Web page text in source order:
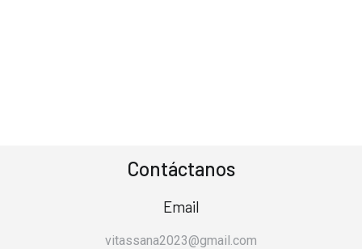
Contáctanos
Email
vitassana2023@gmail.com